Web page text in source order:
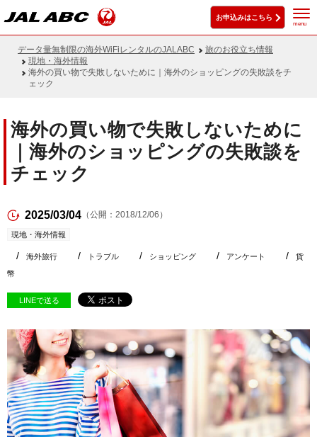
お申込みはこちら
menu
データ量無制限の海外WiFiレンタルのJALABC
旅のお役立ち情報
現地・海外情報
海外の買い物で失敗しないために｜海外のショッピングの失敗談をチ
ェック
海外の買い物で失敗しないために
｜海外のショッピングの失敗談を
チェック
2025/03/04 （公開：2018/12/06）
現地・海外情報
海外旅行 トラブル ショッピング アンケート
貨
幣
LINEで送る